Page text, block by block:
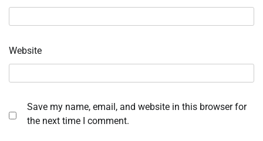
Website
Save my name, email, and website in this browser for
the next time I comment.